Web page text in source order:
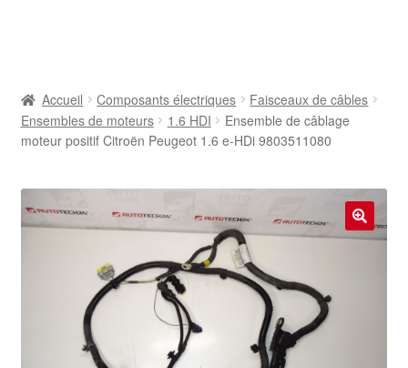
Contact
Livraison internationale
Mon compte
Paiements
Accueil Composants électriques
Faisceaux de câbles
Ensembles de moteurs
1.6 HDI
Ensemble de câblage
moteur positif Citroën Peugeot 1.6 e-HDi 9803511080
🔍